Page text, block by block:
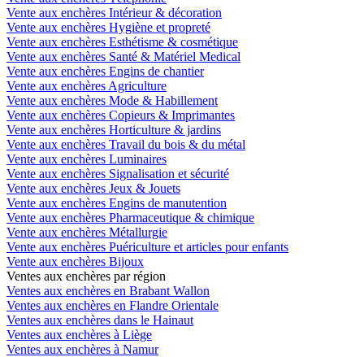
Vente aux enchères Intérieur & décoration
Vente aux enchères Hygiène et propreté
Vente aux enchères Esthétisme & cosmétique
Vente aux enchères Santé & Matériel Medical
Vente aux enchères Engins de chantier
Vente aux enchères Agriculture
Vente aux enchères Mode & Habillement
Vente aux enchères Copieurs & Imprimantes
Vente aux enchères Horticulture & jardins
Vente aux enchères Travail du bois & du métal
Vente aux enchères Luminaires
Vente aux enchères Signalisation et sécurité
Vente aux enchères Jeux & Jouets
Vente aux enchères Engins de manutention
Vente aux enchères Pharmaceutique & chimique
Vente aux enchères Métallurgie
Vente aux enchères Puériculture et articles pour enfants
Vente aux enchères Bijoux
Ventes aux enchères par région
Ventes aux enchères en Brabant Wallon
Ventes aux enchères en Flandre Orientale
Ventes aux enchères dans le Hainaut
Ventes aux enchères à Liège
Ventes aux enchères à Namur